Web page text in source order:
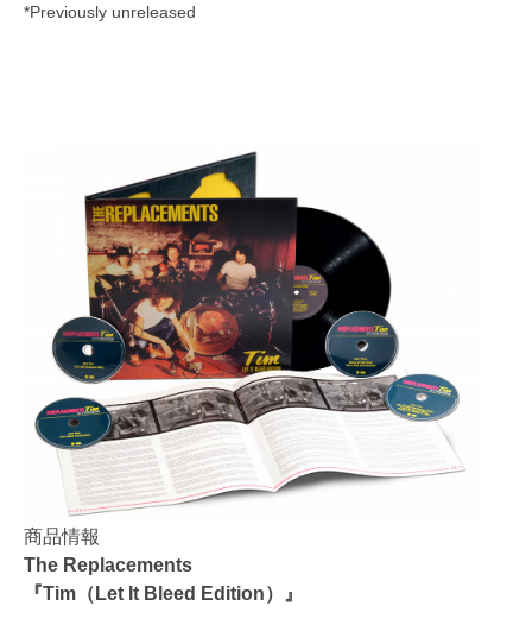
*Previously unreleased
商品情報
The Replacements
『Tim（Let It Bleed Edition）』